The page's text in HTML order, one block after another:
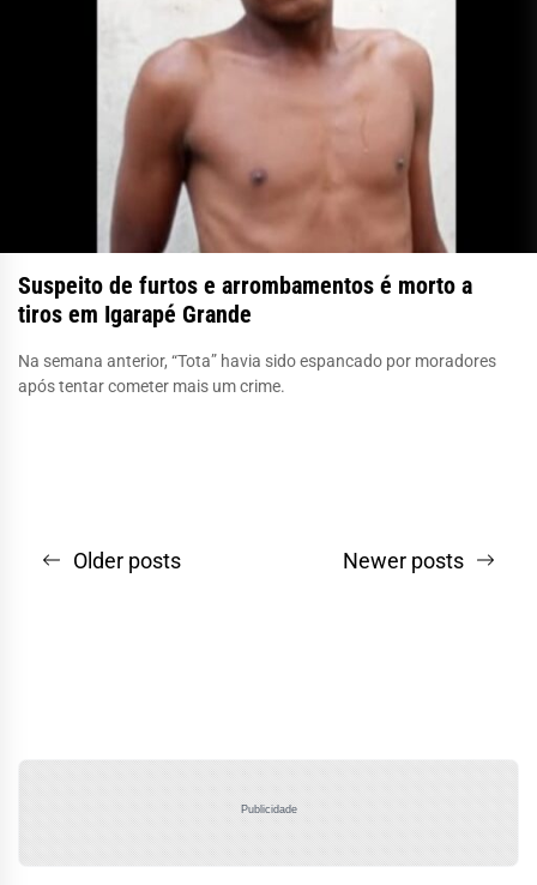
Suspeito de furtos e arrombamentos é morto a
tiros em Igarapé Grande
Na semana anterior, “Tota” havia sido espancado por moradores
após tentar cometer mais um crime.
Navegação
Older posts Newer posts
Publicidade